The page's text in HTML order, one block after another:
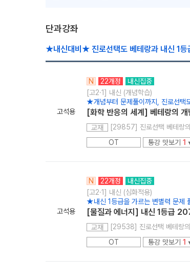
단과강좌
★내신대비★ 진로선택도 베테랑과 내신 1등
고석용
N 22개정
내신집중
[고2·1] 내신 (개념학습)
★개념부터 문제풀이까지, 진로선택
[화학 반응의 세계] 베테랑의
교재
OT
통강 맛보기 1
고석용
N 22개정
내신집중
[고2·1] 내신 (심화적용)
★내신 1등급을 가르는 변별력 문제
[물질과 에너지] 내신 1등급
교재 [29538] 진로선택 베테랑
OT
통강 맛보기 1